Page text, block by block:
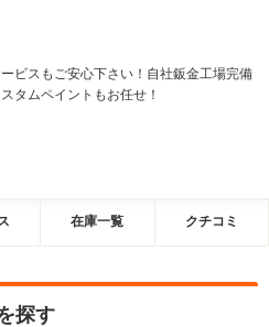
ビスもご安心下さい！自社鈑金工場完備
タムペイントもお任せ！
在庫一覧 クチコミ
探す